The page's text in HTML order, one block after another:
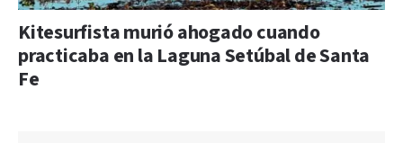
Kitesurfista murió ahogado cuando
practicaba en la Laguna Setúbal de Santa
Fe